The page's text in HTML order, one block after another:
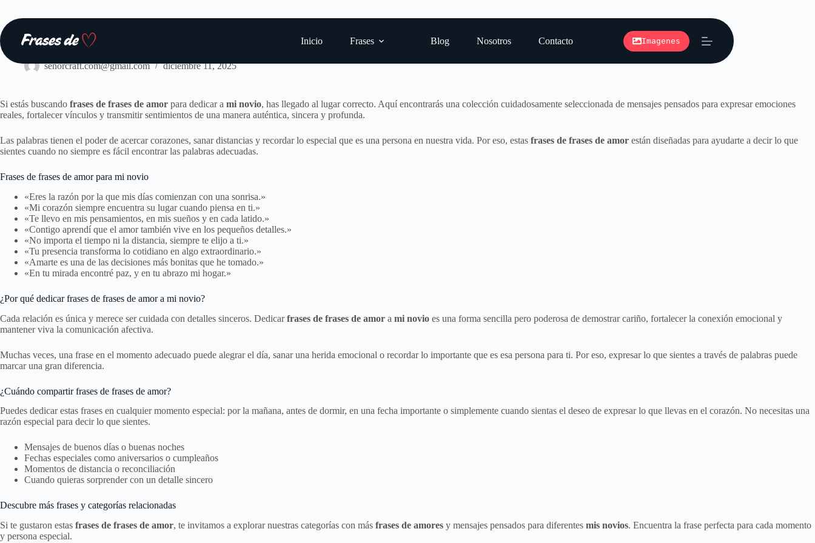
contenido
Inicio
Frases Blog Nosotros Contacto Imagenes
Frases
senorcraft.com@gmail.com diciembre 11, 2025
Si estás buscando frases de frases de amor para dedicar a mi novio, has llegado al lugar correcto. Aquí encontrarás una colección cuidadosamente seleccionada de mensajes pensados para expresar emociones
reales, fortalecer vínculos y transmitir sentimientos de una manera auténtica, sincera y profunda.
Las palabras tienen el poder de acercar corazones, sanar distancias y recordar lo especial que es una persona en nuestra vida. Por eso, estas frases de frases de amor están diseñadas para ayudarte a decir lo que
sientes cuando no siempre es fácil encontrar las palabras adecuadas.
Frases de frases de amor para mi novio
«Eres la razón por la que mis días comienzan con una sonrisa.»
«Mi corazón siempre encuentra su lugar cuando piensa en ti.»
«Te llevo en mis pensamientos, en mis sueños y en cada latido.»
«Contigo aprendí que el amor también vive en los pequeños detalles.»
«No importa el tiempo ni la distancia, siempre te elijo a ti.»
«Tu presencia transforma lo cotidiano en algo extraordinario.»
«Amarte es una de las decisiones más bonitas que he tomado.»
«En tu mirada encontré paz, y en tu abrazo mi hogar.»
¿Por qué dedicar frases de frases de amor a mi novio?
Cada relación es única y merece ser cuidada con detalles sinceros. Dedicarfrases de frases de amor a mi novio es una forma sencilla pero poderosa de demostrar cariño, fortalecer la conexión emocional y
mantener viva la comunicación afectiva.
Muchas veces, una frase en el momento adecuado puede alegrar el día, sanar una herida emocional o recordar lo importante que es esa persona para ti. Por eso, expresar lo que sientes a través de palabras puede
marcar una gran diferencia.
¿Cuándo compartir frases de frases de amor?
Puedes dedicar estas frases en cualquier momento especial: por la mañana, antes de dormir, en una fecha importante o simplemente cuando sientas el deseo de expresar lo que llevas en el corazón. No necesitas una
razón especial para decir lo que sientes.
Mensajes de buenos días o buenas noches
Fechas especiales como aniversarios o cumpleaños
Momentos de distancia o reconciliación
Cuando quieras sorprender con un detalle sincero
Descubre más frases y categorías relacionadas
Si te gustaron estas frases de frases de amor, te invitamos a explorar nuestras categorías con más frases de amores y mensajes pensados para diferentes mis novios. Encuentra la frase perfecta para cada momento
y persona especial.